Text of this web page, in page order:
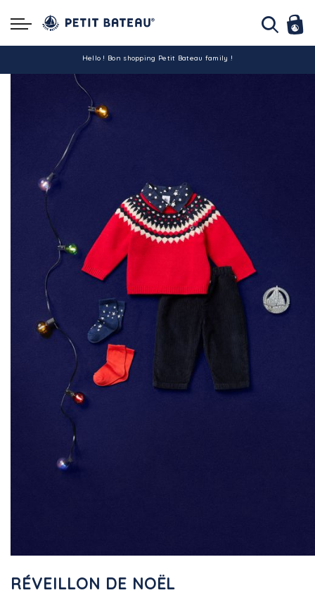
La livraison est assurée partout en Tunisie !
-10% pour tout paiement par carte bancaire (hors promo)
RÉVEILLON DE NOËL